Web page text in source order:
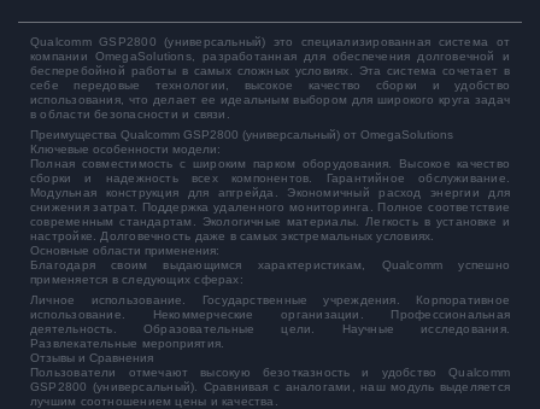
Qualcomm GSP2800 (универсальный) это специализированная система от
компании OmegaSolutions, разработанная для обеспечения долговечной и
бесперебойной работы в самых сложных условиях. Эта система сочетает в
себе передовые технологии, высокое качество сборки и удобство
использования, что делает ее идеальным выбором для широкого круга задач
в области безопасности и связи.
Преимущества Qualcomm GSP2800 (универсальный) от OmegaSolutions
Ключевые особенности модели:
Полная совместимость с широким парком оборудования. Высокое качество
сборки и надежность всех компонентов. Гарантийное обслуживание.
Модульная конструкция для апгрейда. Экономичный расход энергии для
снижения затрат. Поддержка удаленного мониторинга. Полное соответствие
современным стандартам. Экологичные материалы. Легкость в установке и
настройке. Долговечность даже в самых экстремальных условиях.
Основные области применения:
Благодаря своим выдающимся характеристикам, Qualcomm успешно
применяется в следующих сферах:
Личное использование. Государственные учреждения. Корпоративное
использование. Некоммерческие организации. Профессиональная
деятельность. Образовательные цели. Научные исследования.
Развлекательные мероприятия.
Отзывы и Сравнения
Пользователи отмечают высокую безотказность и удобство Qualcomm
GSP2800 (универсальный). Сравнивая с аналогами, наш модуль выделяется
лучшим соотношением цены и качества.